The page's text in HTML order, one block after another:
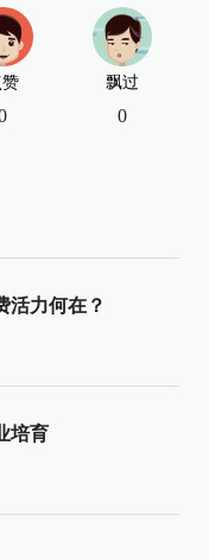
赞 飘过
0
活力何在？
培育